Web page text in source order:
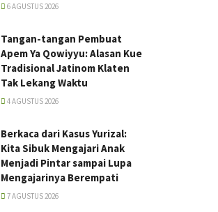
6 AGUSTUS 2026
Tangan-tangan Pembuat
Apem Ya Qowiyyu: Alasan Kue
Tradisional Jatinom Klaten
Tak Lekang Waktu
4 AGUSTUS 2026
Berkaca dari Kasus Yurizal:
Kita Sibuk Mengajari Anak
Menjadi Pintar sampai Lupa
Mengajarinya Berempati
7 AGUSTUS 2026